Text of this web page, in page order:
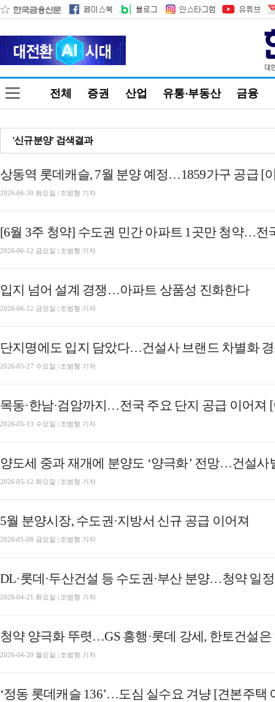
전체 증권 산업 유통·부동산 금융
'신규분양' 검색결과
상동역 롯데캐슬, 7월 분양 예정…1859가구 공급 [
2026-06-30 화요일 | 조범형 기자
[6월 3주 청약] 수도권 민간 아파트 1곳만 청약…전
2026-06-12 금요일 | 조범형 기자
입지 넘어 설계 경쟁…아파트 상품성 진화한다
2026-06-12 금요일 | 조범형 기자
단지명에도 입지 담았다…건설사 브랜드 차별화
2026-05-27 수요일 | 조범형 기자
목동·한남·검암까지…전국 주요 단지 공급 이어져
2026-05-13 수요일 | 조범형 기자
양도세 중과 재개에 분양도 ‘양극화’ 전망…건설사
2026-05-12 화요일 | 조범형 기자
5월 분양시장, 수도권·지방서 신규 공급 이어져
2026-05-08 금요일 | 조범형 기자
DL·롯데·두산건설 등 수도권·부산 분양…청약 일
2026-04-21 화요일 | 조범형 기자
청약 양극화 뚜렷…GS 흥행·롯데 강세, 한토건설
2026-04-20 월요일 | 조범형 기자
‘정동 롯데캐슬 136’…도심 실수요 겨냥 [견본주택